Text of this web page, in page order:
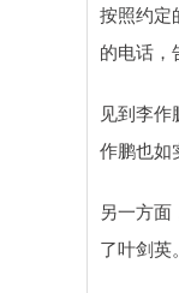
按照约定
的电话，
见到李
作鹏也如
另一方
了叶剑英